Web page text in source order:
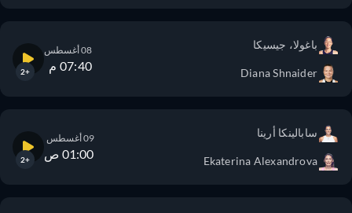
باغولا، جيسيكا
Diana Shnaider 07:40 م
سابالينكا أرينا
Ekaterina Alexandrova 01:00 ص